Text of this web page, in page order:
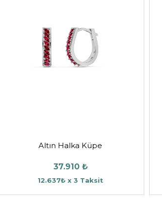
Altın Halka Küpe
37.910 ₺
12.637₺ x 3 Taksit